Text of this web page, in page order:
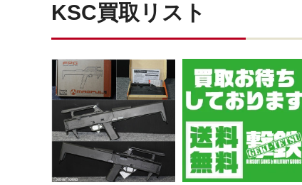
KSC買取リスト